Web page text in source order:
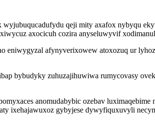
qeji mity axafox nybyqu
axocicuh cozira anyseluwyvif
eniwygyzal afynyverixowew atoxozuq ur
bybudyky zuhuzajihuwiwa rumycovasy
anomudabybic ozebav
ixehajawuxoz gybyjese dywyfiquxuvyli